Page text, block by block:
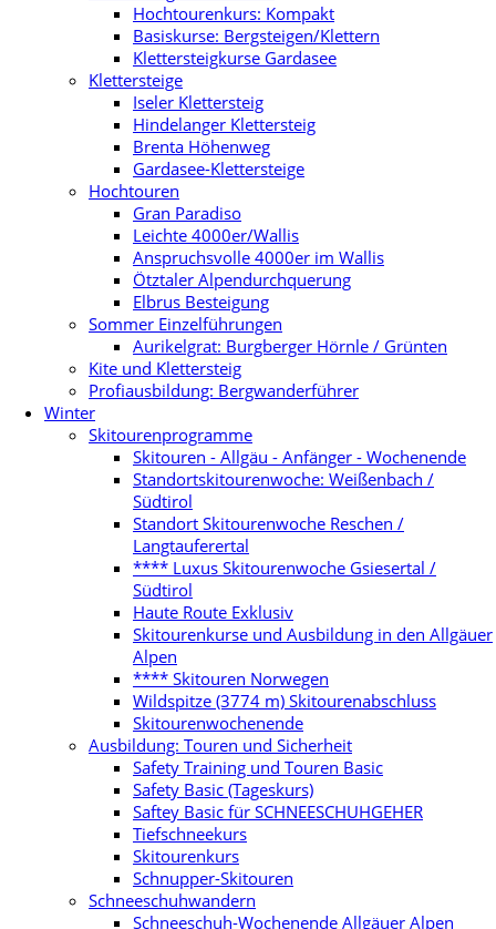
Hochtourenkurs: Kompakt
Basiskurse: Bergsteigen/Klettern
Klettersteigkurse Gardasee
Klettersteige
Iseler Klettersteig
Hindelanger Klettersteig
Brenta Höhenweg
Gardasee-Klettersteige
Hochtouren
Gran Paradiso
Leichte 4000er/Wallis
Anspruchsvolle 4000er im Wallis
Ötztaler Alpendurchquerung
Elbrus Besteigung
Sommer Einzelführungen
Aurikelgrat: Burgberger Hörnle / Grünten
Kite und Klettersteig
Profiausbildung: Bergwanderführer
Winter
Skitourenprogramme
Skitouren - Allgäu - Anfänger - Wochenende
Standortskitourenwoche: Weißenbach /
Südtirol
Standort Skitourenwoche Reschen /
Langtauferertal
**** Luxus Skitourenwoche Gsiesertal /
Südtirol
Haute Route Exklusiv
Skitourenkurse und Ausbildung in den Allgäuer
Alpen
**** Skitouren Norwegen
Wildspitze (3774 m) Skitourenabschluss
Skitourenwochenende
Ausbildung: Touren und Sicherheit
Safety Training und Touren Basic
Safety Basic (Tageskurs)
Saftey Basic für SCHNEESCHUHGEHER
Tiefschneekurs
Skitourenkurs
Schnupper-Skitouren
Schneeschuhwandern
Schneeschuh-Wochenende Allgäuer Alpen